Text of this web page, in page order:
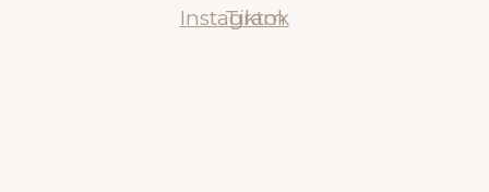
Instagram
Tiktok